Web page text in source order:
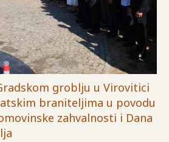
groblju u Virovitici
braniteljima u povodu
zahvalnosti i Dana